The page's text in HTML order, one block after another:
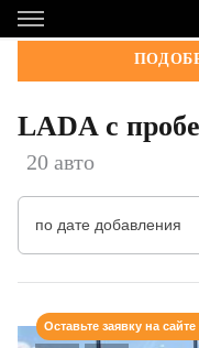
LADA с
20 авто
по дате добавления
Оставьте заявку на